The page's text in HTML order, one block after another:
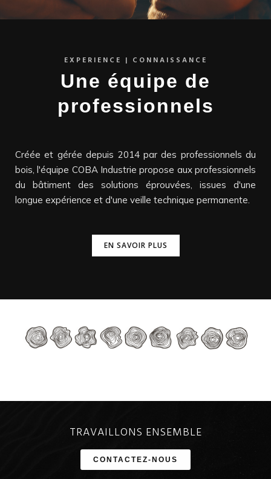
EXPERIENCE | CONNAISSANCE
Une équipe de
professionnels
Créée et gérée depuis 2014 par des professionnels du
bois, l'équipe COBA Industrie propose aux professionnels
du bâtiment des solutions éprouvées, issues d'une
longue expérience et d'une veille technique permanente.
EN SAVOIR PLUS
EN SAVOIR PLUS
TRAVAILLONS ENSEMBLE
CONTACTEZ-NOUS